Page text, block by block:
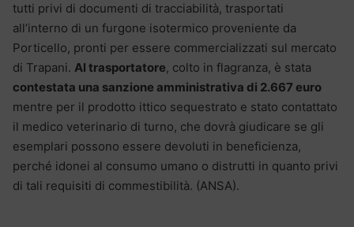
tutti privi di documenti di tracciabilità, trasportati
all’interno di un furgone isotermico proveniente da
Porticello, pronti per essere commercializzati sul mercato
di Trapani. Al trasportatore, colto in flagranza, è stata
contestata una sanzione amministrativa di 2.667 euro
mentre per il prodotto ittico sequestrato e stato contattato
il medico veterinario di turno, che dovrà giudicare se gli
esemplari possono essere devoluti in beneficienza,
perché idonei al consumo umano o distrutti in quanto privi
di tali requisiti di commestibilità. (ANSA).